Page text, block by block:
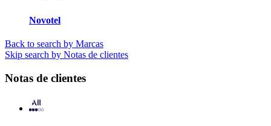
Novotel
Back to search by Marcas
Skip search by Notas de clientes
Notas de clientes